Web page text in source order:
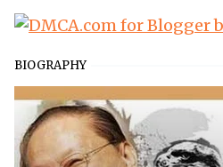
BIOGRAPHY